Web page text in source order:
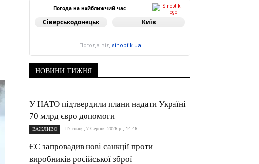
Погода на найближчий час
Сіверськодонецьк Київ
Погода від sinoptik.ua
НОВИНИ ТИЖНЯ
У НАТО підтвердили плани надати Україні
70 млрд євро допомоги
ВАЖЛИВО П’ятниця, 7 Серпня 2026 р., 14:46
ЄС запровадив нові санкції проти
виробників російської зброї